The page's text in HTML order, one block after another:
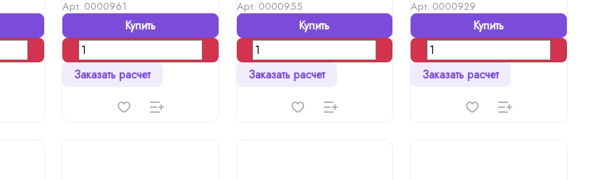
Арт. 0000961
Купить
Заказать расчет
Арт. 0000955
Купить
Заказать расчет
Арт. 0000929
Купить
Заказать расчет